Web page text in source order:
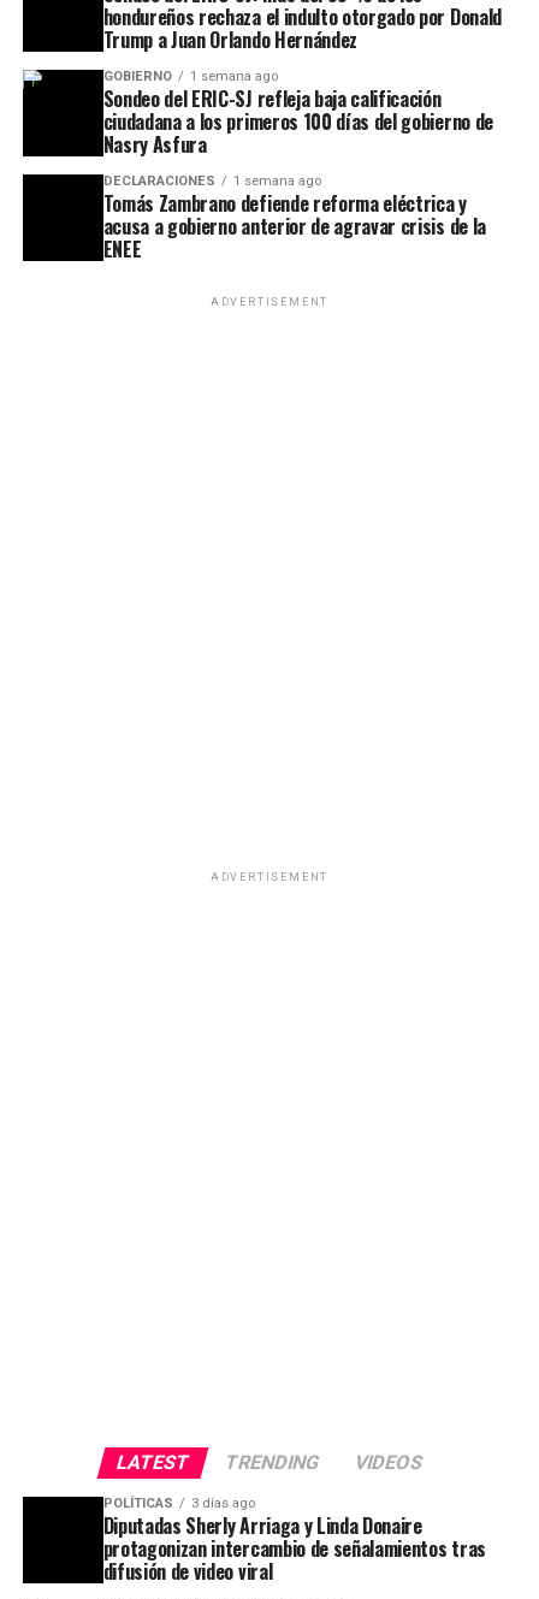
hondureños rechaza el indulto otorgado por Donald
Trump a Juan Orlando Hernández
GOBIERNO 1 semana ago
Sondeo del ERIC-SJ refleja baja calificación
ciudadana a los primeros 100 días del gobierno de
Nasry Asfura
DECLARACIONES 1 semana ago
Tomás Zambrano defiende reforma eléctrica y
acusa a gobierno anterior de agravar crisis de la
ENEE
ADVERTISEMENT
ADVERTISEMENT
LATEST TRENDING VIDEOS
POLÍTICAS 3 días ago
Diputadas Sherly Arriaga y Linda Donaire
protagonizan intercambio de señalamientos tras
difusión de video viral